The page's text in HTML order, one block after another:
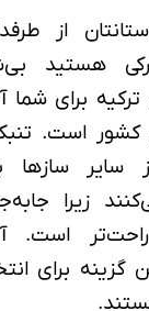
از
هستید
برای شما
کشور است.
سایر سازها
زیرا
است.
گزینه برای